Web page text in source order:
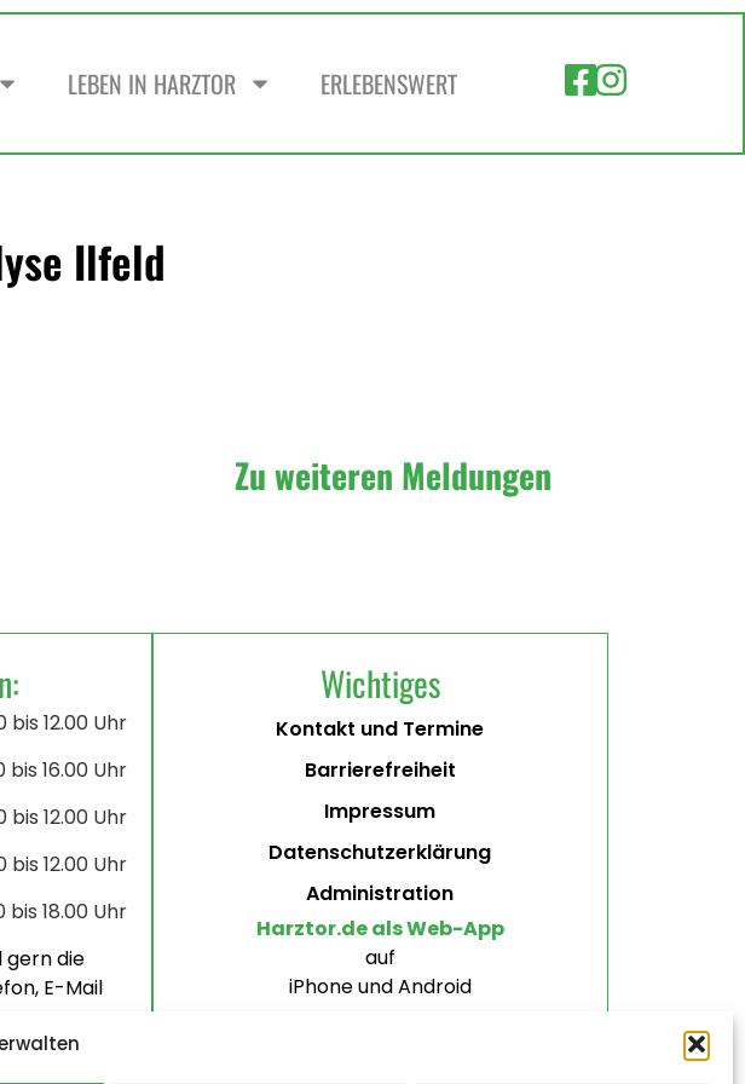
LEBEN IN HARZTOR ERLEBENSWERT
Ilfeld
Zu weiteren Meldungen
bis 12.00 Uhr
bis 16.00 Uhr
bis 12.00 Uhr
bis 12.00 Uhr
bis 18.00 Uhr
gern die
E-Mail
Wichtiges
Kontakt und Termine
Barrierefreiheit
Impressum
Datenschutzerklärung
Administration
Harztor.de als Web-App
auf
iPhone und Android